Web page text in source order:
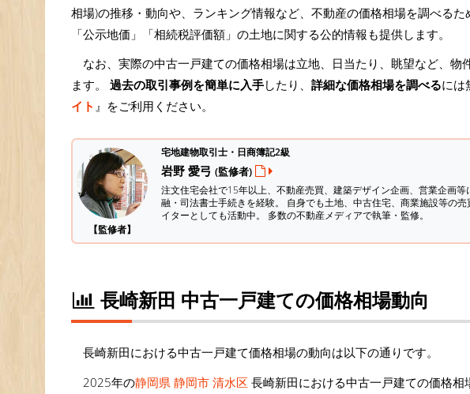
相場)の推移・動向や、ランキング情報など、不動産の価格相場を調べるた
「公示地価」「相続税評価額」の土地に関する公的情報も提供します。
なお、実際の中古一戸建ての価格相場は立地、日当たり、眺望など、物
ます。 過去の取引事例を簡単に入手したり、 詳細な価格相場を調べるには
イト 』をご利用ください。
【監修者】
宅地建物取引士・日商簿記2級
岩野 愛弓 (監修者)
注文住宅会社で15年以上、不動産売買、建築デザイン企画、営業企画
融・司法書士手続きを経験。 自身でも土地、中古住宅、商業施設等の
イターとしても活動中。 多数の不動産メディアで執筆・監修。
長崎新田 中古一戸建ての価格相場動向
長崎新田における中古一戸建て価格相場の動向は以下の通りです。
2025年の静岡県 静岡市 清水区 長崎新田における中古一戸建ての価格相